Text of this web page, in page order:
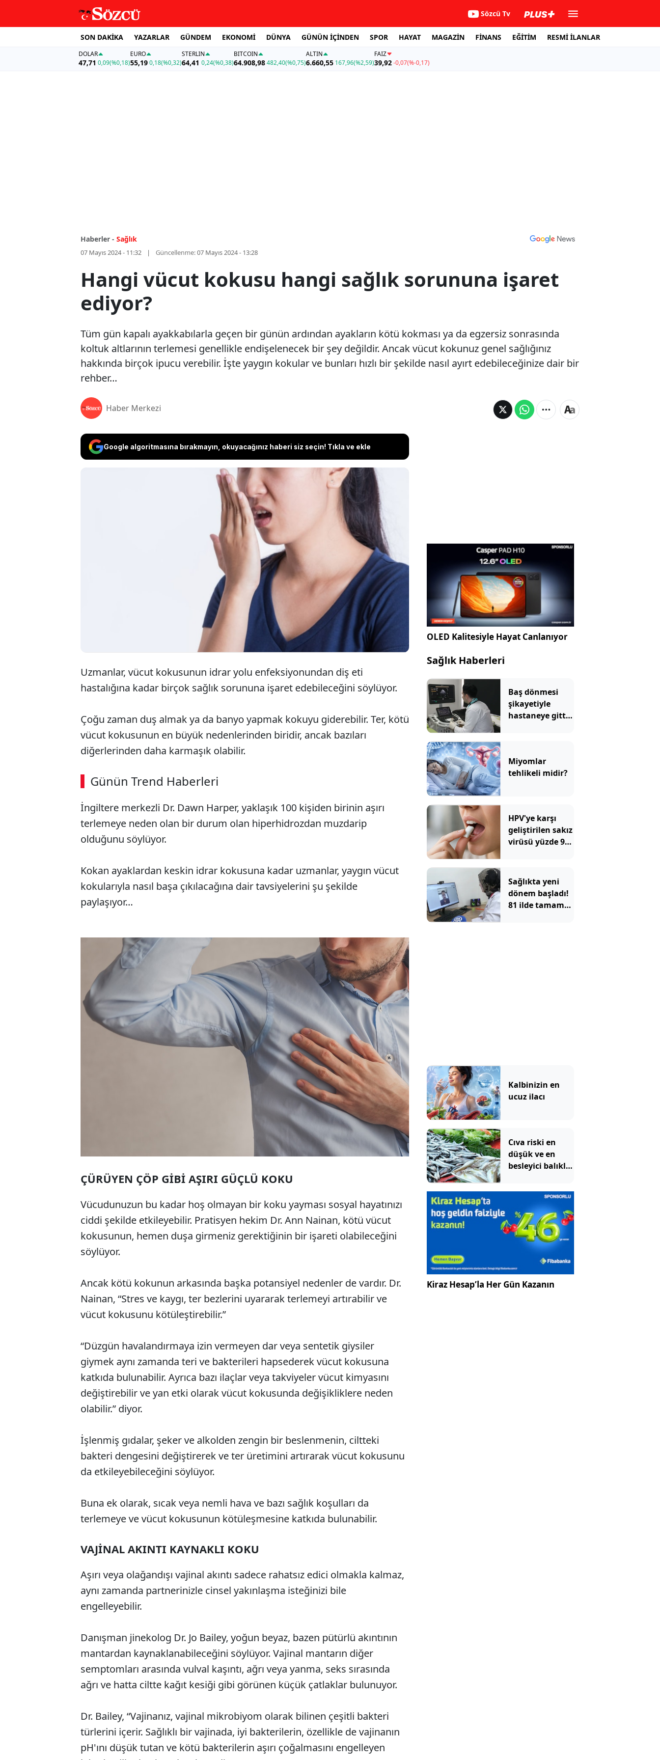
Sözcü Tv
SON DAKİKA YAZARLAR GÜNDEM EKONOMİ DÜNYA GÜNÜN İÇİNDEN SPOR HAYAT MAGAZİN FİNANS EĞİTİM RESMİ İLANLAR
DOLAR
47,71 0,09(%0,18)
EURO
55,19 0,18(%0,32)
STERLIN
64,41 0,24(%0,38)
BITCOIN
64.908,98482,40(%0,75)
ALTIN
6.660,55 167,96(%2,59)
FAİZ
39,92-0,07(%-0,17)
Haberler - Sağlık
07 Mayıs 2024 - 11:32 Güncellenme:07 Mayıs 2024 - 13:28
Hangi vücut kokusu hangi sağlık sorununa işaret
ediyor?
Tüm gün kapalı ayakkabılarla geçen bir günün ardından ayakların kötü kokması ya da egzersiz sonrasında
koltuk altlarının terlemesi genellikle endişelenecek bir şey değildir. Ancak vücut kokunuz genel sağlığınız
hakkında birçok ipucu verebilir. İşte yaygın kokular ve bunları hızlı bir şekilde nasıl ayırt edebileceğinize dair bir
rehber…
Haber Merkezi
Google algoritmasına bırakmayın, okuyacağınız haberi siz seçin! Tıkla ve ekle
Tüm gün kapalı ayakkabılarla geçen bir günün ardından ayakların
kötü kokması ya da egzersiz sonrasında koltuk altlarının terlemesi
genellikle endişelenecek bir şey değildir. Ancak vücut kokunuz genel
sağlığınız hakkında birçok ipucu verebilir. İşte yaygın kokular ve
bunları hızlı bir şekilde nasıl ayırt edebileceğinize dair bir rehber…
Uzmanlar, vücut kokusunun idrar yolu enfeksiyonundan diş eti
hastalığına kadar birçok sağlık sorununa işaret edebileceğini söylüyor.
Çoğu zaman duş almak ya da banyo yapmak kokuyu giderebilir. Ter, kötü
vücut kokusunun en büyük nedenlerinden biridir, ancak bazıları
diğerlerinden daha karmaşık olabilir.
Günün Trend Haberleri
İngiltere merkezli Dr. Dawn Harper, yaklaşık 100 kişiden birinin aşırı
terlemeye neden olan bir durum olan hiperhidrozdan muzdarip
olduğunu söylüyor.
Kokan ayaklardan keskin idrar kokusuna kadar uzmanlar, yaygın vücut
kokularıyla nasıl başa çıkılacağına dair tavsiyelerini şu şekilde
paylaşıyor…
ÇÜRÜYEN ÇÖP GİBİ AŞIRI GÜÇLÜ KOKU
Vücudunuzun bu kadar hoş olmayan bir koku yayması sosyal hayatınızı
ciddi şekilde etkileyebilir. Pratisyen hekim Dr. Ann Nainan, kötü vücut
kokusunun, hemen duşa girmeniz gerektiğinin bir işareti olabileceğini
söylüyor.
Ancak kötü kokunun arkasında başka potansiyel nedenler de vardır. Dr.
Nainan, “Stres ve kaygı, ter bezlerini uyararak terlemeyi artırabilir ve
vücut kokusunu kötüleştirebilir.”
“Düzgün havalandırmaya izin vermeyen dar veya sentetik giysiler
giymek aynı zamanda teri ve bakterileri hapsederek vücut kokusuna
katkıda bulunabilir. Ayrıca bazı ilaçlar veya takviyeler vücut kimyasını
değiştirebilir ve yan etki olarak vücut kokusunda değişikliklere neden
olabilir.” diyor.
İşlenmiş gıdalar, şeker ve alkolden zengin bir beslenmenin, ciltteki
bakteri dengesini değiştirerek ve ter üretimini artırarak vücut kokusunu
da etkileyebileceğini söylüyor.
Buna ek olarak, sıcak veya nemli hava ve bazı sağlık koşulları da
terlemeye ve vücut kokusunun kötüleşmesine katkıda bulunabilir.
VAJİNAL AKINTI KAYNAKLI KOKU
Aşırı veya olağandışı vajinal akıntı sadece rahatsız edici olmakla kalmaz,
aynı zamanda partnerinizle cinsel yakınlaşma isteğinizi bile
engelleyebilir.
Danışman jinekolog Dr. Jo Bailey, yoğun beyaz, bazen pütürlü akıntının
mantardan kaynaklanabileceğini söylüyor. Vajinal mantarın diğer
semptomları arasında vulval kaşıntı, ağrı veya yanma, seks sırasında
ağrı ve hatta ciltte kağıt kesiği gibi görünen küçük çatlaklar bulunuyor.
Dr. Bailey, “Vajinanız, vajinal mikrobiyom olarak bilinen çeşitli bakteri
türlerini içerir. Sağlıklı bir vajinada, iyi bakterilerin, özellikle de vajinanın
pH'ını düşük tutan ve kötü bakterilerin aşırı çoğalmasını engelleyen
OLED Kalitesiyle Hayat Canlanıyor
Sağlık Haberleri
Baş dönmesi
şikayetiyle
hastaneye gitti:
Miyomlar
tehlikeli midir?
HPV'ye karşı
geliştirilen sakız
virüsü yüzde 93
Sağlıkta yeni
dönem başladı!
81 ilde tamamen
Kalbinizin en
ucuz ilacı
Cıva riski en
düşük ve en
besleyici balıklar
Kiraz Hesap’la Her Gün Kazanın